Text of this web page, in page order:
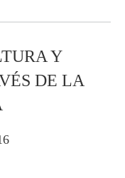
Y
DE LA